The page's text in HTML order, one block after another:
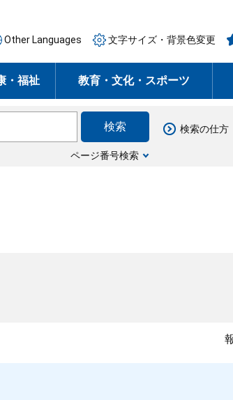
Other Languages 文字サイズ・背景色変更
・福祉 教育・文化・スポーツ
ページ番号検索
検索の仕方